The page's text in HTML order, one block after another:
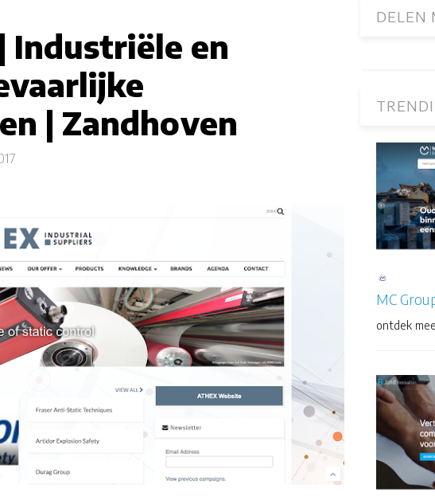
Industriële en
| Zandhoven
DELEN
MC
ontdek